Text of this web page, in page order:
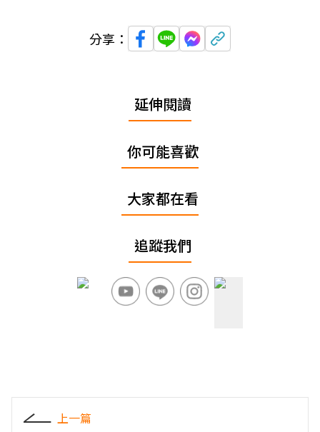
分享：
延伸閱讀
你可能喜歡
大家都在看
追蹤我們
上一篇